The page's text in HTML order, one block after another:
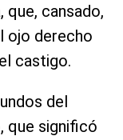
que, cansado,
ojo derecho
castigo.
del
que significó